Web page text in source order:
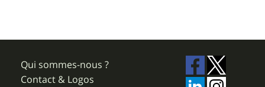
Qui sommes-nous ?
Contact & Logos